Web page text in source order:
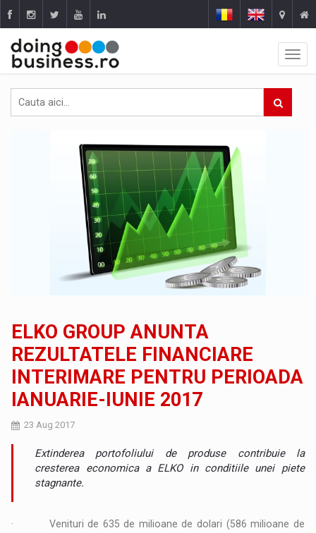
ELKO GROUP ANUNTA
REZULTATELE FINANCIARE
INTERIMARE PENTRU PERIOADA
IANUARIE-IUNIE 2017
23 Aug 2017
Extinderea portofoliului de produse contribuie la
cresterea economica a ELKO in conditiile unei piete
stagnante.
· Venituri de 635 de milioane de dolari (586 milioane de